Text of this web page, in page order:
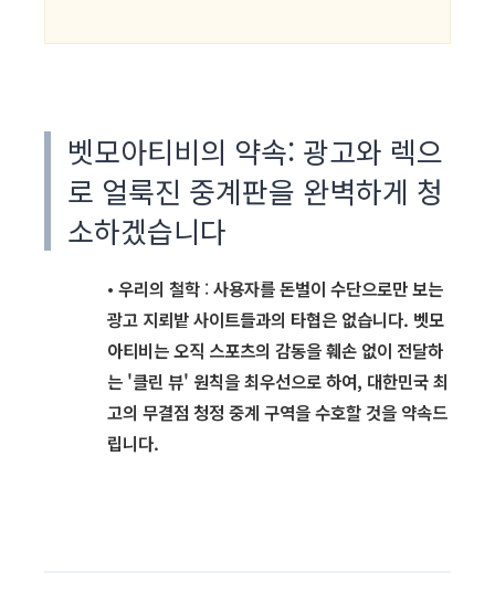
벳모아티비의 약속: 광고와 렉으
로 얼룩진 중계판을 완벽하게 청
소하겠습니다
• 우리의 철학:사용자를 돈벌이 수단으로만 보는
광고 지뢰밭 사이트들과의 타협은 없습니다. 벳모
아티비는 오직 스포츠의 감동을 훼손 없이 전달하
는 '클린 뷰' 원칙을 최우선으로 하여, 대한민국 최
고의 무결점 청정 중계 구역을 수호할 것을 약속드
립니다.